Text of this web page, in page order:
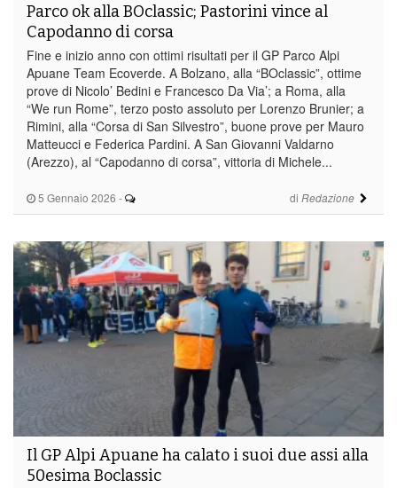
5 Gennaio 2026 - di Redazione
Parco ok alla BOclassic; Pastorini vince al
Capodanno di corsa
Fine e inizio anno con ottimi risultati per il GP Parco Alpi
Apuane Team Ecoverde. A Bolzano, alla “BOclassic”, ottime
prove di Nicolo’ Bedini e Francesco Da Via’; a Roma, alla
“We run Rome”, terzo posto assoluto per Lorenzo Brunier; a
Rimini, alla “Corsa di San Silvestro”, buone prove per Mauro
Matteucci e Federica Pardini. A San Giovanni Valdarno
(Arezzo), al “Capodanno di corsa”, vittoria di Michele...
Il GP Alpi Apuane ha calato i suoi due assi alla
50esima Boclassic